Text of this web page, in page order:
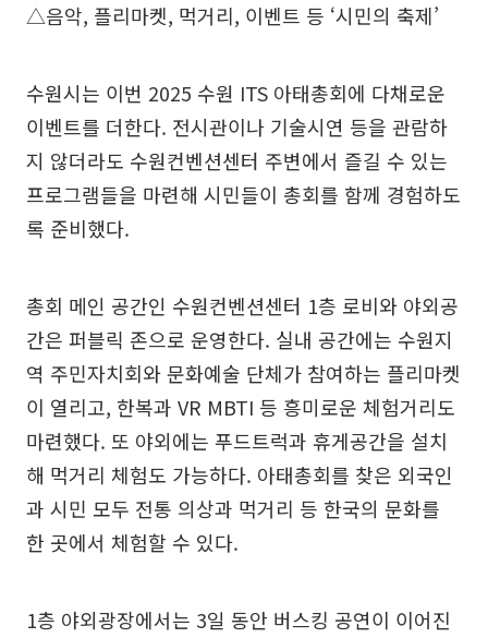
△음악, 플리마켓, 먹거리, 이벤트 등 ‘시민의 축제’
수원시는 이번 2025 수원 ITS 아태총회에 다채로운
이벤트를 더한다. 전시관이나 기술시연 등을 관람하
지 않더라도 수원컨벤션센터 주변에서 즐길 수 있는
프로그램들을 마련해 시민들이 총회를 함께 경험하도
록 준비했다.
총회 메인 공간인 수원컨벤션센터 1층 로비와 야외공
간은 퍼블릭 존으로 운영한다. 실내 공간에는 수원지
역 주민자치회와 문화예술 단체가 참여하는 플리마켓
이 열리고, 한복과 VR MBTI 등 흥미로운 체험거리도
마련했다. 또 야외에는 푸드트럭과 휴게공간을 설치
해 먹거리 체험도 가능하다. 아태총회를 찾은 외국인
과 시민 모두 전통 의상과 먹거리 등 한국의 문화를
한 곳에서 체험할 수 있다.
1층 야외광장에서는 3일 동안 버스킹 공연이 이어진